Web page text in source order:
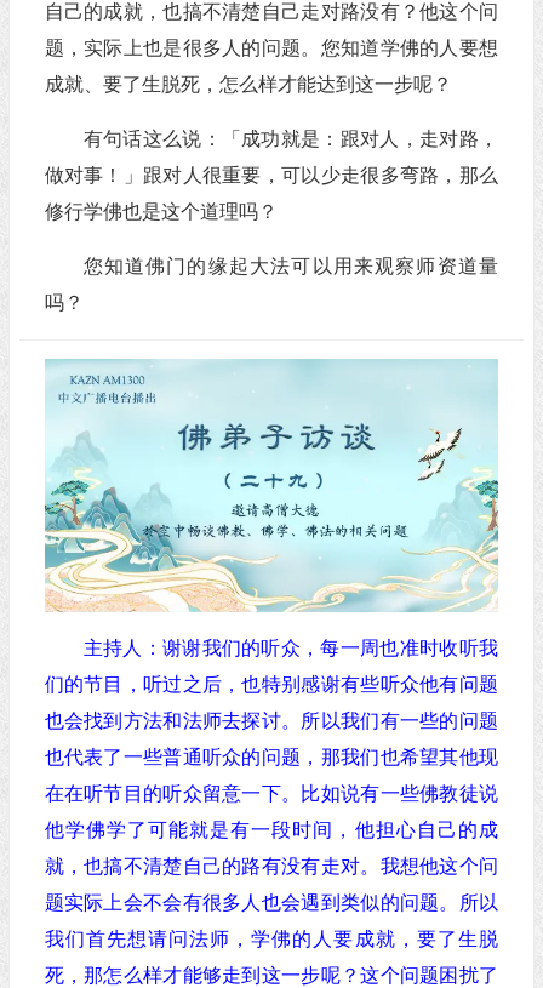
自己的成就，也搞不清楚自己走对路没有？他这个问
题，实际上也是很多人的问题。您知道学佛的人要想
成就、要了生脱死，怎么样才能达到这一步呢？
有句话这么说：「成功就是：跟对人，走对路，
做对事！」跟对人很重要，可以少走很多弯路，那么
修行学佛也是这个道理吗？
您知道佛门的缘起大法可以用来观察师资道量
吗？
主持人：谢谢我们的听众，每一周也准时收听我
们的节目，听过之后，也特别感谢有些听众他有问题
也会找到方法和法师去探讨。所以我们有一些的问题
也代表了一些普通听众的问题，那我们也希望其他现
在在听节目的听众留意一下。比如说有一些佛教徒说
他学佛学了可能就是有一段时间，他担心自己的成
就，也搞不清楚自己的路有没有走对。我想他这个问
题实际上会不会有很多人也会遇到类似的问题。所以
我们首先想请问法师，学佛的人要成就，要了生脱
死，那怎么样才能够走到这一步呢？这个问题困扰了